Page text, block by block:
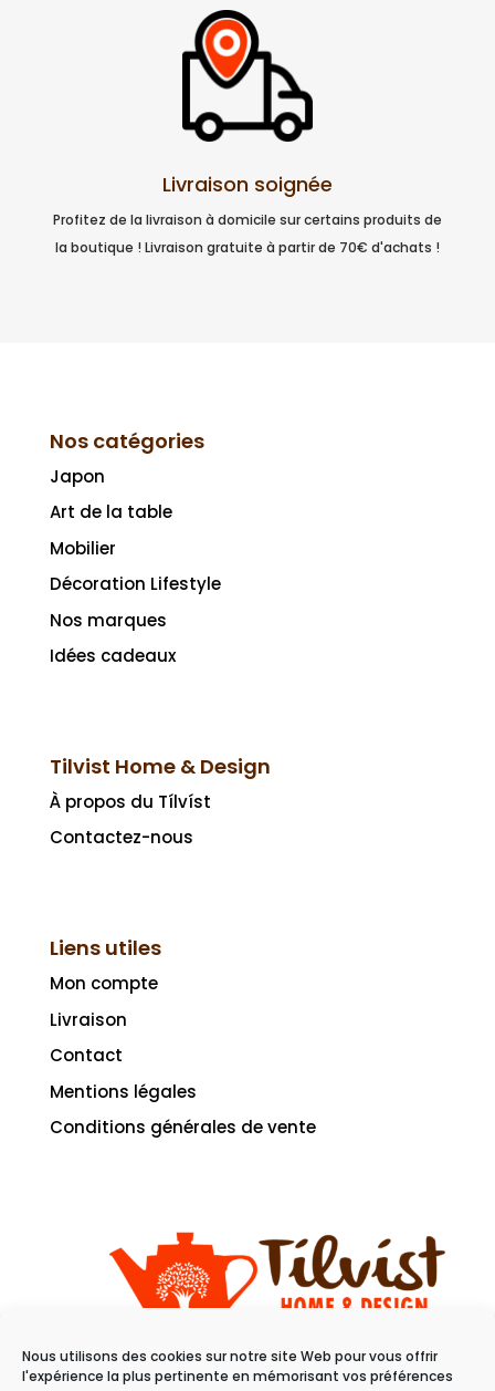
Nous utilisons des cookies sur notre site Web pour vous offrir
l'expérience la plus pertinente en mémorisant vos préférences
Livraison soignée
Profitez de la livraison à domicile sur certains produits de
la boutique ! Livraison gratuite à partir de 70€ d'achats !
Nos catégories
Japon
Art de la table
Mobilier
Décoration Lifestyle
Nos marques
Idées cadeaux
Tilvist Home & Design
À propos du Tílvíst
Contactez-nous
Liens utiles
Mon compte
Livraison
Contact
Mentions légales
Conditions générales de vente
11 rue du raisin